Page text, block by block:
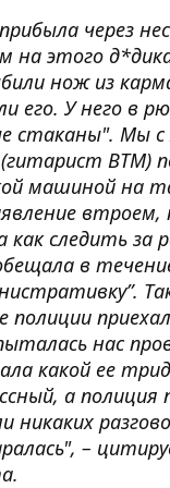
через
на этого
нож из
его. У него в
стаканы". Мы с
BTM)
машиной на
втроем,
как следить за
в
полиции
нас
какой ее
а полиция
никаких
–